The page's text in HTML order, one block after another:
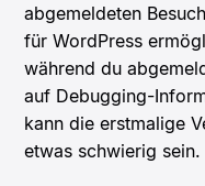
abgemeldeten
für WordPress
während du
auf Debugging-
kann die erstmalige
etwas schwierig sein.